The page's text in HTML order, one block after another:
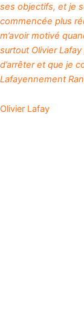
ses objectifs, et je
commencée plus
m’avoir motivé
surtout Olivier
d’arrêter et que je
Lafayennement
Olivier Lafay